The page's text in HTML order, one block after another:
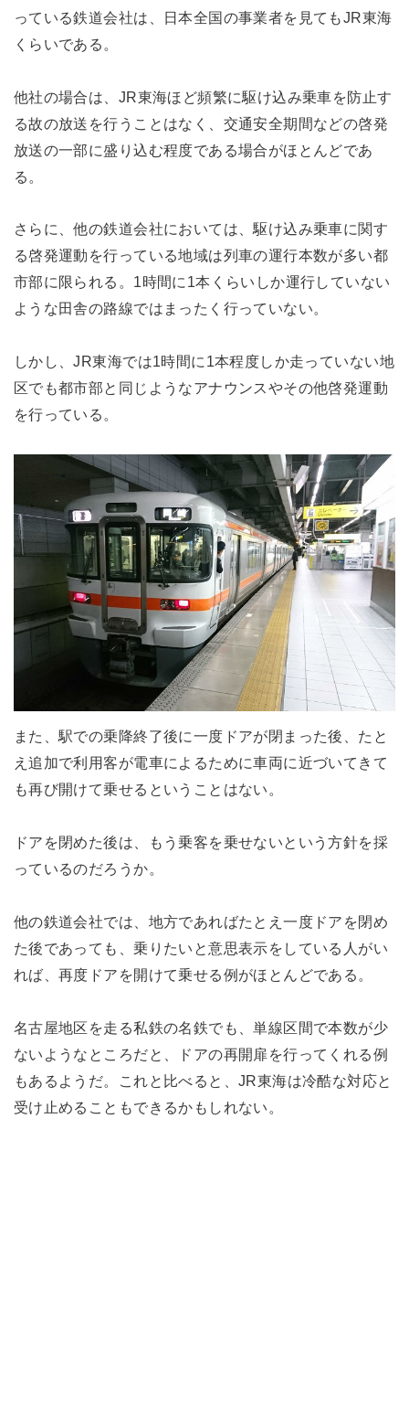
っている鉄道会社は、日本全国の事業者を見てもJR東海
くらいである。
他社の場合は、JR東海ほど頻繁に駆け込み乗車を防止す
る故の放送を行うことはなく、交通安全期間などの啓発
放送の一部に盛り込む程度である場合がほとんどであ
る。
さらに、他の鉄道会社においては、駆け込み乗車に関す
る啓発運動を行っている地域は列車の運行本数が多い都
市部に限られる。1時間に1本くらいしか運行していない
ような田舎の路線ではまったく行っていない。
しかし、JR東海では1時間に1本程度しか走っていない地
区でも都市部と同じようなアナウンスやその他啓発運動
を行っている。
また、駅での乗降終了後に一度ドアが閉まった後、たと
え追加で利用客が電車によるために車両に近づいてきて
も再び開けて乗せるということはない。
ドアを閉めた後は、もう乗客を乗せないという方針を採
っているのだろうか。
他の鉄道会社では、地方であればたとえ一度ドアを閉め
た後であっても、乗りたいと意思表示をしている人がい
れば、再度ドアを開けて乗せる例がほとんどである。
名古屋地区を走る私鉄の名鉄でも、単線区間で本数が少
ないようなところだと、ドアの再開扉を行ってくれる例
もあるようだ。これと比べると、JR東海は冷酷な対応と
受け止めることもできるかもしれない。